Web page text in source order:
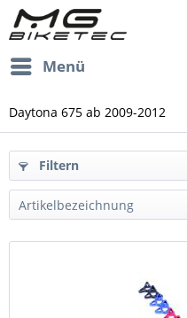
Menü
Daytona 675 ab 2009-2012
Filtern